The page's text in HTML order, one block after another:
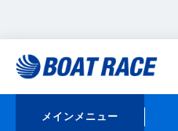
メインメニュー